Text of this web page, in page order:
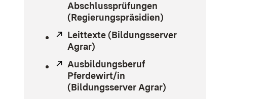
Abschlussprüfungen
(Regierungspräsidien)
Extern:
Leittexte (Bildungsserver
Agrar)
Extern:
Ausbildungsberuf
Pferdewirt/in
(Bildungsserver Agrar)